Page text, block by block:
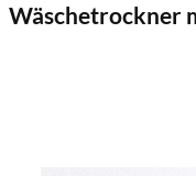
Wäschetrockner